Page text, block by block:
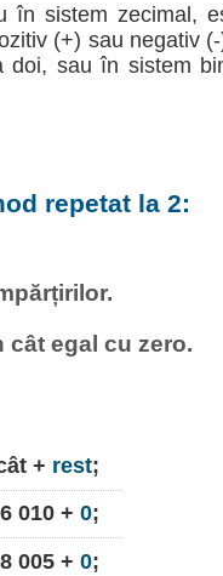
în sistem zecimal,
(+) sau negativ
sau în sistem
repetat la 2:
cât egal cu zero.
+ rest;
010 + 0;
005 + 0;